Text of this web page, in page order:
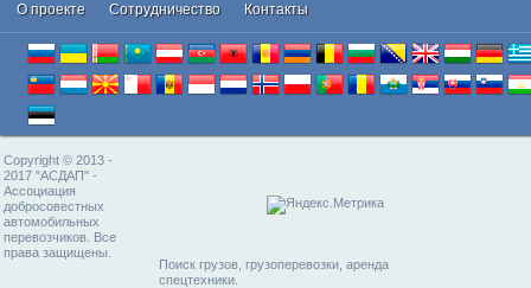
О проекте Cотрудничество Контакты
Copyright © 2013 -
2017 "АСДАП" -
Ассоциация
добросовестных
автомобильных
перевозчиков. Все
права защищены.
Поиск грузов, грузоперевозки, аренда
спецтехники.